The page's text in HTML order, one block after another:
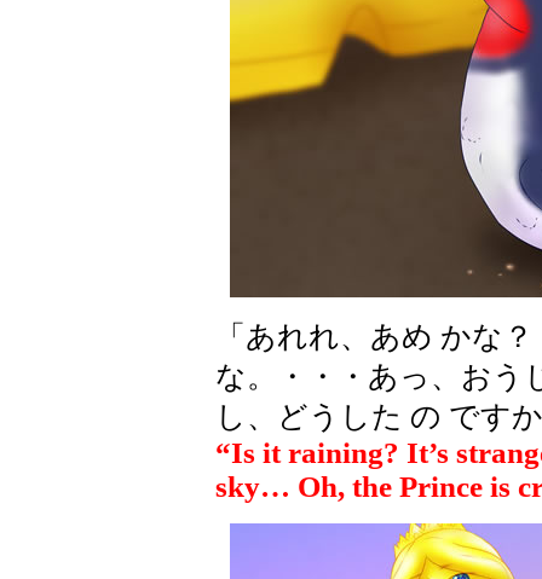
「あれれ、あめ かな
な。・・・あっ、おう
し、どうした の です
“Is it raining? It’s
sky… Oh, the Prince is